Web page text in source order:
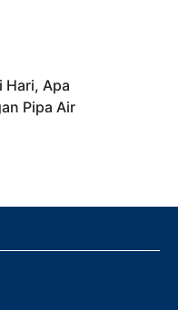
Hari, Apa
Pipa Air